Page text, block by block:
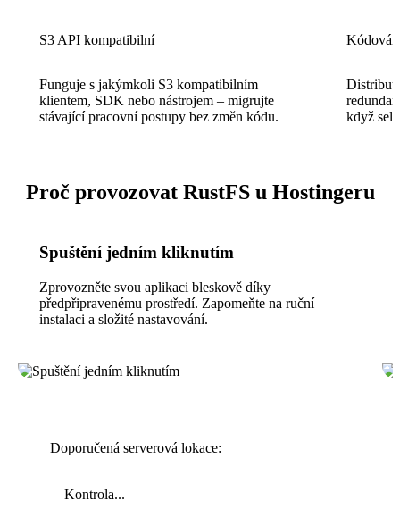
S3 API kompatibilní
Funguje s jakýmkoli S3 kompatibilním
klientem, SDK nebo nástrojem – migrujte
stávající pracovní postupy bez změn kódu.
když
Proč provozovat RustFS u Hostingeru
Spuštění jedním kliknutím
Zprovozněte svou aplikaci bleskově díky
předpřipravenému prostředí. Zapomeňte na ruční
instalaci a složité nastavování.
Doporučená serverová lokace:
Kontrola...